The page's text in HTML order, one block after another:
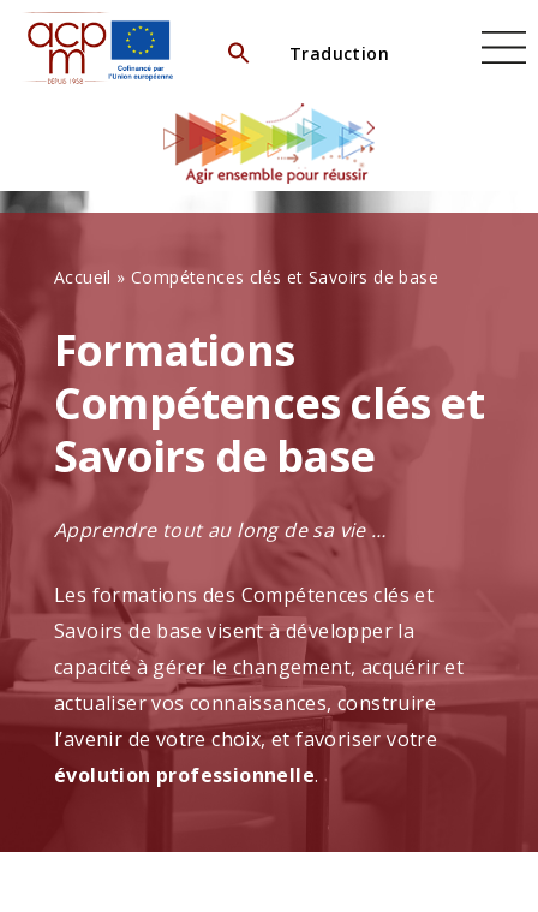
Skip
content
Traduction
Accueil » Compétences clés et Savoirs de base
Formations
Compétences clés et
Savoirs de base
Apprendre tout au long de sa vie …
Les formations des Compétences clés et
Savoirs de base visent à développer la
capacité à gérer le changement, acquérir et
actualiser vos connaissances, construire
l’avenir de votre choix, et favoriser votre
évolution professionnelle.